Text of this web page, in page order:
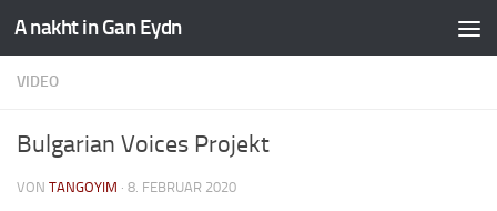
A nakht in Gan Eydn
VIDEO
Bulgarian Voices Projekt
VON TANGOYIM · 8. FEBRUAR 2020